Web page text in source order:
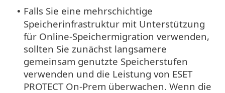
• Falls Sie eine mehrschichtige
Speicherinfrastruktur mit Unterstützung
für Online-Speichermigration verwenden,
sollten Sie zunächst langsamere
gemeinsam genutzte Speicherstufen
verwenden und die Leistung von ESET
PROTECT On-Prem überwachen. Wenn die